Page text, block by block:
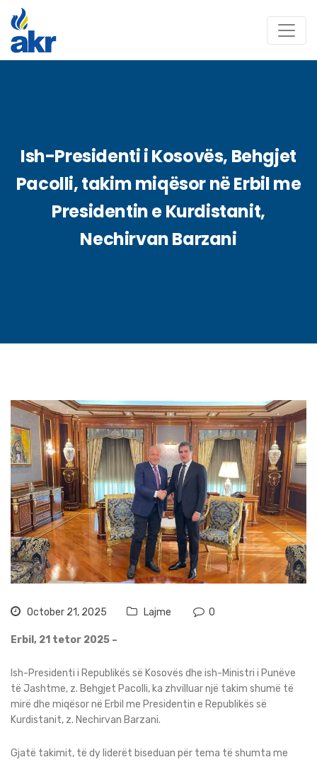
Ish-Presidenti i Kosovës, Behgjet
Pacolli, takim miqësor në Erbil me
Presidentin e Kurdistanit,
Nechirvan Barzani
October 21, 2025 Lajme 0
Erbil, 21 tetor 2025 –
Ish-Presidenti i Republikës së Kosovës dhe ish-Ministri i Punëve
të Jashtme, z. Behgjet Pacolli, ka zhvilluar një takim shumë të
mirë dhe miqësor në Erbil me Presidentin e Republikës së
Kurdistanit, z. Nechirvan Barzani.
Gjatë takimit, të dy liderët biseduan për tema të shumta me